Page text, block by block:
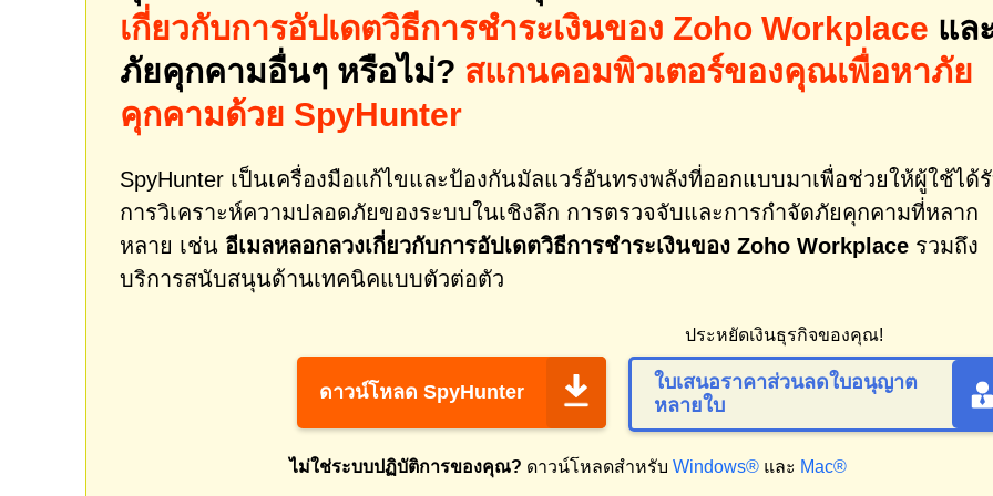
เกี่ยวกับการอัปเดตวิธีการชำระเงินของ Zoho Workplace แล
ภัยคุกคามอื่นๆ หรือไม่? สแกนคอมพิวเตอร์ของคุณเพื่อหาภัย
คุกคามด้วย SpyHunter
SpyHunter เป็นเครื่องมือแก้ไขและป้องกันมัลแวร์อันทรงพลังที่ออกแบบมาเพื่อช่วยให้ผู้ใช้ได้
การวิเคราะห์ความปลอดภัยของระบบในเชิงลึก การตรวจจับและการกำจัดภัยคุกคามที่หลาก
หลาย เช่น อีเมลหลอกลวงเกี่ยวกับการอัปเดตวิธีการชำระเงินของ Zoho Workplace รวมถึง
บริการสนับสนุนด้านเทคนิคแบบตัวต่อตัว
ดาวน์โหลด SpyHunter
ประหยัดเงินธุรกิจของคุณ!
ใบเสนอราคาส่วนลดใบอนุญาต
หลายใบ
ไม่ใช่ระบบปฏิบัติการของคุณ? ดาวน์โหลดสำหรับ Windows®และ Mac®